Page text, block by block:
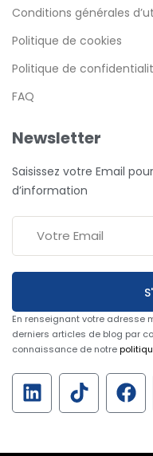
Conditions générales
Politique de cookies
Politique de
FAQ
Newsletter
Saisissez votre Email
d’information
En renseignant votre adresse
derniers articles de blog par
connaissance de notre